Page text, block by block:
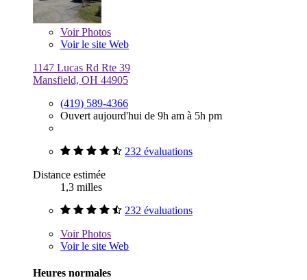
VoirPhotos
Voir le site Web
1147 Lucas Rd Rte 39
Mansfield, OH 44905
(419) 589-4366
Ouvert aujourd'hui de 9h am à 5h pm
232 évaluations
Distance estimée
1,3 milles
232 évaluations
VoirPhotos
Voir le site Web
Heures normales